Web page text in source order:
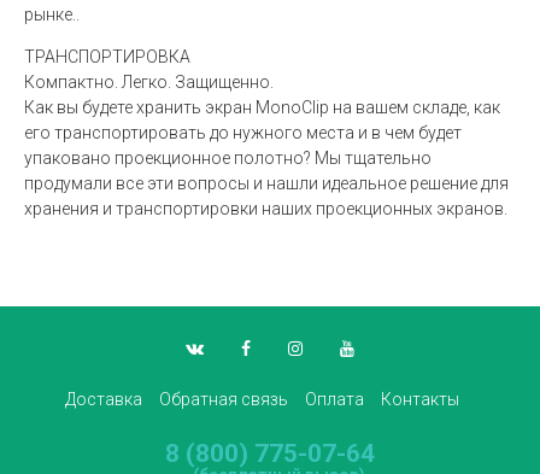
рынке..
ТРАНСПОРТИРОВКА
Компактно. Легко. Защищенно.
Как вы будете хранить экран MonoClip на вашем складе, как
его транспортировать до нужного места и в чем будет
упаковано проекционное полотно? Мы тщательно
продумали все эти вопросы и нашли идеальное решение для
хранения и транспортировки наших проекционных экранов.
Доставка Обратная связь Оплата Контакты
8 (800) 775-07-64